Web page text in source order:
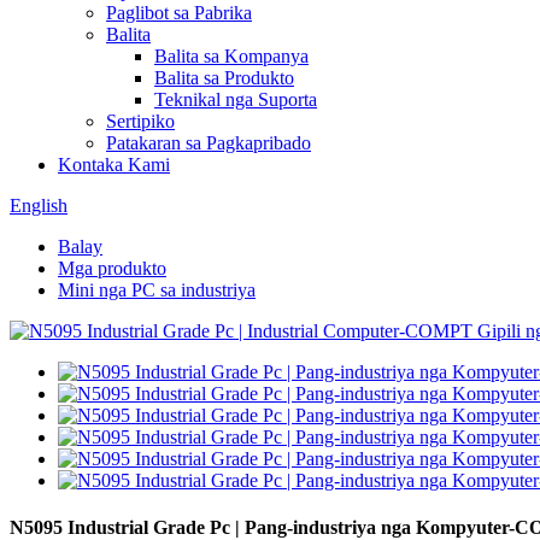
Paglibot sa Pabrika
Balita
Balita sa Kompanya
Balita sa Produkto
Teknikal nga Suporta
Sertipiko
Patakaran sa Pagkapribado
Kontaka Kami
English
Balay
Mga produkto
Mini nga PC sa industriya
N5095 Industrial Grade Pc | Pang-industriya nga Kompyuter-